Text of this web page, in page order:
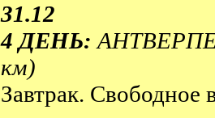
31.12
4 ДЕНЬ:
км)
Завтрак.